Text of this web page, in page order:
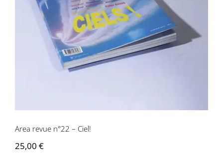
Area revue n°22 – Ciel!
Area revue n°22 – Ciel!
25,00 €